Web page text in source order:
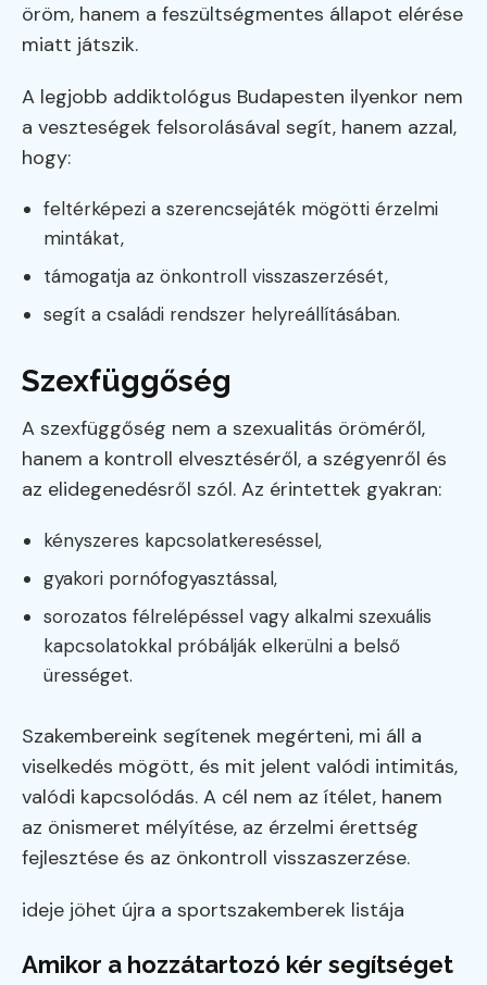
öröm, hanem a feszültségmentes állapot elérése
miatt játszik.
A legjobb addiktológus Budapesten ilyenkor nem
a veszteségek felsorolásával segít, hanem azzal,
hogy:
feltérképezi a szerencsejáték mögötti érzelmi
mintákat,
támogatja az önkontroll visszaszerzését,
segít a családi rendszer helyreállításában.
Szexfüggőség
A szexfüggőség nem a szexualitás öröméről,
hanem a kontroll elvesztéséről, a szégyenről és
az elidegenedésről szól. Az érintettek gyakran:
kényszeres kapcsolatkereséssel,
gyakori pornófogyasztással,
sorozatos félrelépéssel vagy alkalmi szexuális
kapcsolatokkal próbálják elkerülni a belső
ürességet.
Szakembereink segítenek megérteni, mi áll a
viselkedés mögött, és mit jelent valódi intimitás,
valódi kapcsolódás. A cél nem az ítélet, hanem
az önismeret mélyítése, az érzelmi érettség
fejlesztése és az önkontroll visszaszerzése.
ideje jöhet újra a sportszakemberek listája
Amikor a hozzátartozó kér segítséget